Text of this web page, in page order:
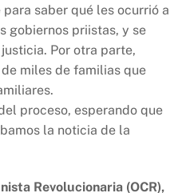
saber qué les ocurrió a
gobiernos priistas, y se
Por otra parte,
miles de familias que
proceso, esperando que
la noticia de la
Revolucionaria (OCR),